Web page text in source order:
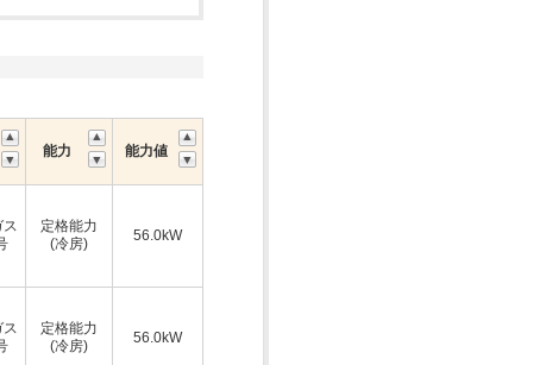
能力 能力値
定格能力
(冷房)
56.0kW
定格能力
(冷房)
56.0kW